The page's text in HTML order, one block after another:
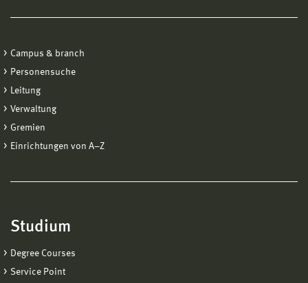
Campus & branch
Personensuche
Leitung
Verwaltung
Gremien
Einrichtungen von A−Z
Studium
Degree Courses
Service Point